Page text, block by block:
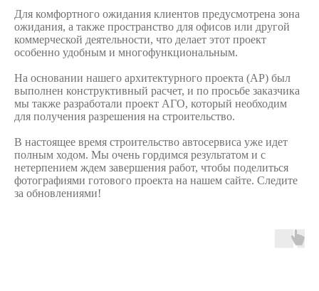
Для комфортного ожидания клиентов предусмотрена зона
ожидания, а также пространство для офисов или другой
коммерческой деятельности, что делает этот проект
особенно удобным и многофункциональным.
На основании нашего архитектурного проекта (АР) был
выполнен конструктивный расчет, и по просьбе заказчика
мы также разработали проект AГО, который необходим
для получения разрешения на строительство.
В настоящее время строительство автосервиса уже идет
полным ходом. Мы очень гордимся результатом и с
нетерпением ждем завершения работ, чтобы поделиться
фотографиями готового проекта на нашем сайте. Следите
за обновлениями!